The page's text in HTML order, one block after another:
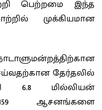
பெற்றமை இந்த
முக்கியமான
தேர்தலில்
6.8 மில்லியன்
159 ஆசனங்களை